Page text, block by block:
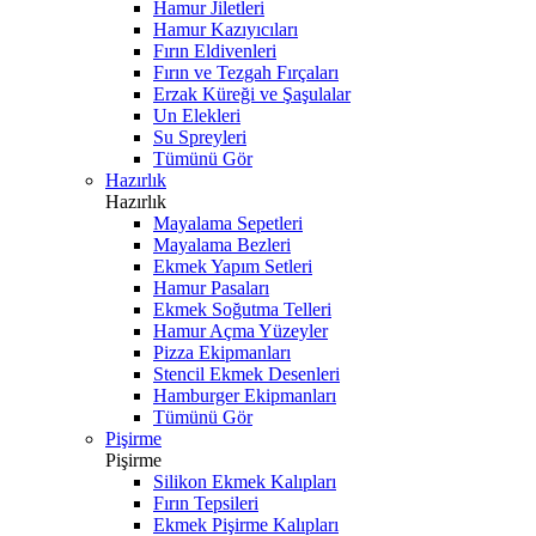
Hamur Jiletleri
Hamur Kazıyıcıları
Fırın Eldivenleri
Fırın ve Tezgah Fırçaları
Erzak Küreği ve Şaşulalar
Un Elekleri
Su Spreyleri
Tümünü Gör
Hazırlık
Hazırlık
Mayalama Sepetleri
Mayalama Bezleri
Ekmek Yapım Setleri
Hamur Pasaları
Ekmek Soğutma Telleri
Hamur Açma Yüzeyler
Pizza Ekipmanları
Stencil Ekmek Desenleri
Hamburger Ekipmanları
Tümünü Gör
Pişirme
Pişirme
Silikon Ekmek Kalıpları
Fırın Tepsileri
Ekmek Pişirme Kalıpları